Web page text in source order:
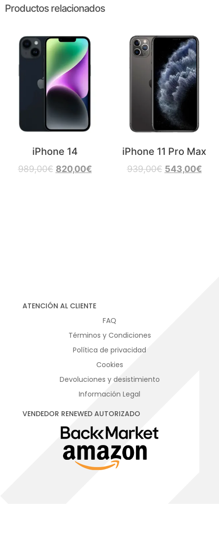
Productos relacionados
iPhone 14
989,00€ 820,00€
iPhone 11 Pro Max
939,00€ 543,00€
ATENCIÓN AL CLIENTE
FAQ
Términos y Condiciones
Política de privacidad
Cookies
Devoluciones y desistimiento
Información Legal
VENDEDOR RENEWED AUTORIZADO